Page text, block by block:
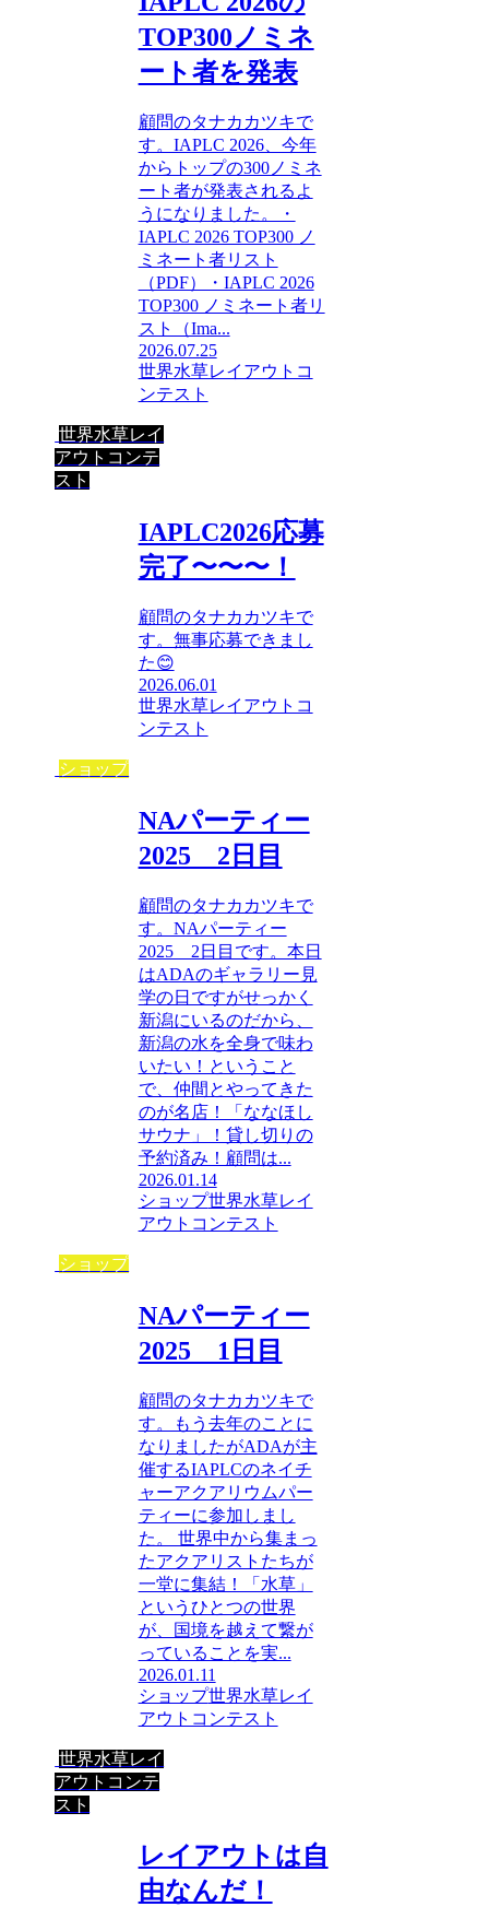
TOP300ノミネ
ート者を発表
顧問のタナカカツキで
す。IAPLC 2026、今年
からトップの300ノミネ
ート者が発表されるよ
うになりました。・
IAPLC 2026 TOP300 ノ
ミネート者リスト
（PDF）・IAPLC 2026
TOP300 ノミネート者リ
スト（Ima...
2026.07.25
世界水草レイアウトコ
ンテスト
世界水草レイ
アウトコンテ
スト
IAPLC2026応募
完了〜〜〜！
顧問のタナカカツキで
す。無事応募できまし
た😊
2026.06.01
世界水草レイアウトコ
ンテスト
ショップ
NAパーティー
2025 2日目
顧問のタナカカツキで
す。NAパーティー
2025 2日目です。本日
はADAのギャラリー見
学の日ですがせっかく
新潟にいるのだから、
新潟の水を全身で味わ
いたい！ということ
で、仲間とやってきた
のが名店！「ななほし
サウナ」！貸し切りの
予約済み！顧問は...
2026.01.14
ショップ世界水草レイ
アウトコンテスト
ショップ
NAパーティー
2025 1日目
顧問のタナカカツキで
す。もう去年のことに
なりましたがADAが主
催するIAPLCのネイチ
ャーアクアリウムパー
ティーに参加しまし
た。 世界中から集まっ
たアクアリストたちが
一堂に集結！「水草」
というひとつの世界
が、国境を越えて繋が
っていることを実...
2026.01.11
ショップ世界水草レイ
アウトコンテスト
世界水草レイ
アウトコンテ
スト
レイアウトは自
由なんだ！